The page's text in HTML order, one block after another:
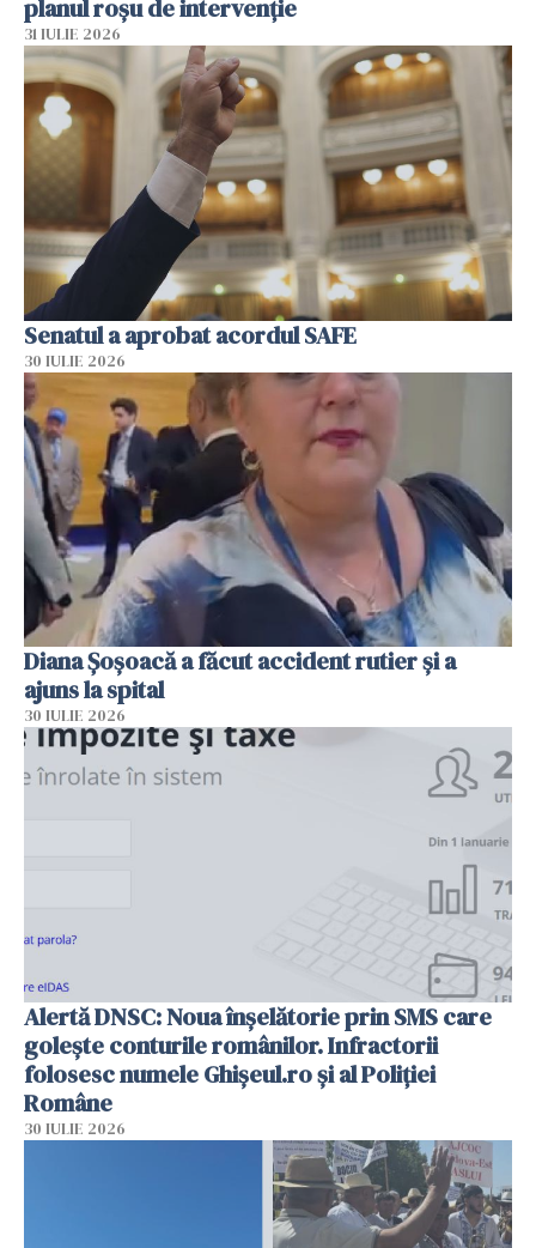
planul roșu de intervenție
31 IULIE 2026
Senatul a aprobat acordul SAFE
30 IULIE 2026
Diana Șoșoacă a făcut accident rutier și a
ajuns la spital
30 IULIE 2026
Alertă DNSC: Noua înșelătorie prin SMS care
golește conturile românilor. Infractorii
folosesc numele Ghișeul.ro și al Poliției
Române
30 IULIE 2026